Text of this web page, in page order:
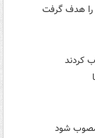
را هدف گرفت
کردند
مصوب شود